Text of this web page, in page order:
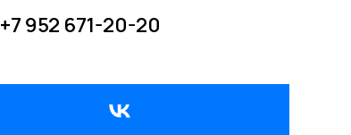
+7 952 671-20-20